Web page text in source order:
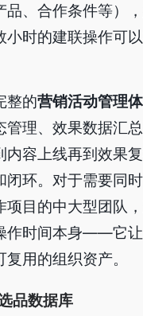
品、合作条件等）
小时的建联操作可
整的营销活动管理
管理、效果数据汇
内容上线再到效果
闭环。对于需要同
项目的中大型团队
作时间本身——它
用的组织资产。
品数据库